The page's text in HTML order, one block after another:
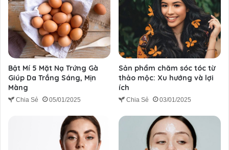
Bật Mí 5 Mặt Nạ Trứng Gà
Giúp Da Trắng Sáng, Mịn
Màng
Chia Sẻ 05/01/2025
Sản phẩm chăm sóc tóc từ
thảo mộc: Xu hướng và lợi
ích
Chia Sẻ 03/01/2025